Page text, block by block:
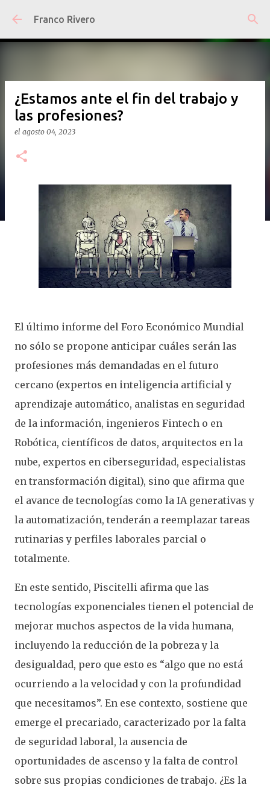
Ir al contenido principal
Franco Rivero
¿Estamos ante el fin del trabajo y
las profesiones?
el agosto 04, 2023
El último informe del Foro Económico Mundial
no sólo se propone anticipar cuáles serán las
profesiones más demandadas en el futuro
cercano (expertos en inteligencia artificial y
aprendizaje automático, analistas en seguridad
de la información, ingenieros Fintech o en
Robótica, científicos de datos, arquitectos en la
nube, expertos en ciberseguridad, especialistas
en transformación digital), sino que afirma que
el avance de tecnologías como la IA generativas y
la automatización, tenderán a reemplazar tareas
rutinarias y perfiles laborales parcial o
totalmente.
En este sentido, Piscitelli afirma que las
tecnologías exponenciales tienen el potencial de
mejorar muchos aspectos de la vida humana,
incluyendo la reducción de la pobreza y la
desigualdad, pero que esto es “algo que no está
ocurriendo a la velocidad y con la profundidad
que necesitamos”. En ese contexto, sostiene que
emerge el precariado, caracterizado por la falta
de seguridad laboral, la ausencia de
oportunidades de ascenso y la falta de control
sobre sus propias condiciones de trabajo. ¿Es la